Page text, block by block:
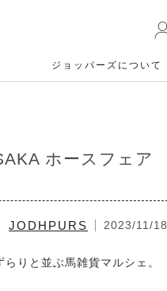
ジョッパーズについて
ホースフェア
JODHPURS 2023/11/18
りと並ぶ馬雑貨マルシェ。